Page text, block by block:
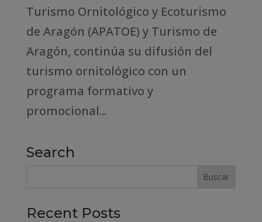
Turismo Ornitológico y Ecoturismo
de Aragón (APATOE) y Turismo de
Aragón, continúa su difusión del
turismo ornitológico con un
programa formativo y
promocional...
Search
Recent Posts